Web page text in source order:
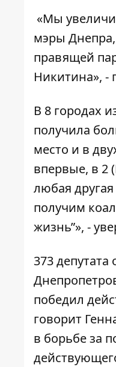
«Мы
мэры
правящей
Никитина», -
В 8 городах
получила
место и в
впервые, в 2
любая
получим
жизнь”», -
373
победил
говорит
в борьбе за